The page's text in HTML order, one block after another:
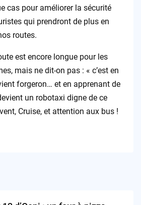
cas pour améliorer la sécurité
qui prendront de plus en
routes.
est encore longue pour les
mais ne dit-on pas : « c’est en
forgeron… et en apprenant de
un robotaxi digne de ce
Cruise, et attention aux bus !